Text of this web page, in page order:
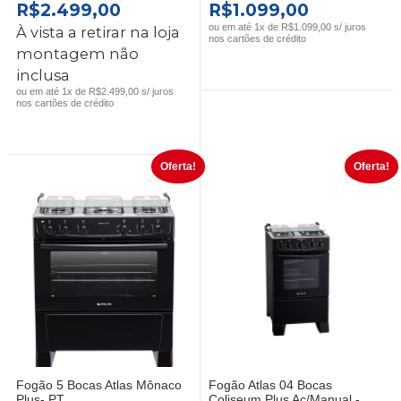
O
PREÇO
ORIGINAL
ERA:
R$2.899,00.
R$2.499,00O
PREÇO
ATUAL
R$2.499,00.
À vista a retirar na loja
montagem não
inclusa
ou em até 1x de R$2.499,00 s/ juros
nos cartões de crédito
O
PREÇO
R$1.499,00.
R$1.099,00
PREÇO
ou em até 1x de R$1.099,00 s/ juros
nos cartões de crédito
Oferta!
Fogão 5 Bocas Atlas Mônaco
Oferta!
Fogão Atlas 04 Bocas